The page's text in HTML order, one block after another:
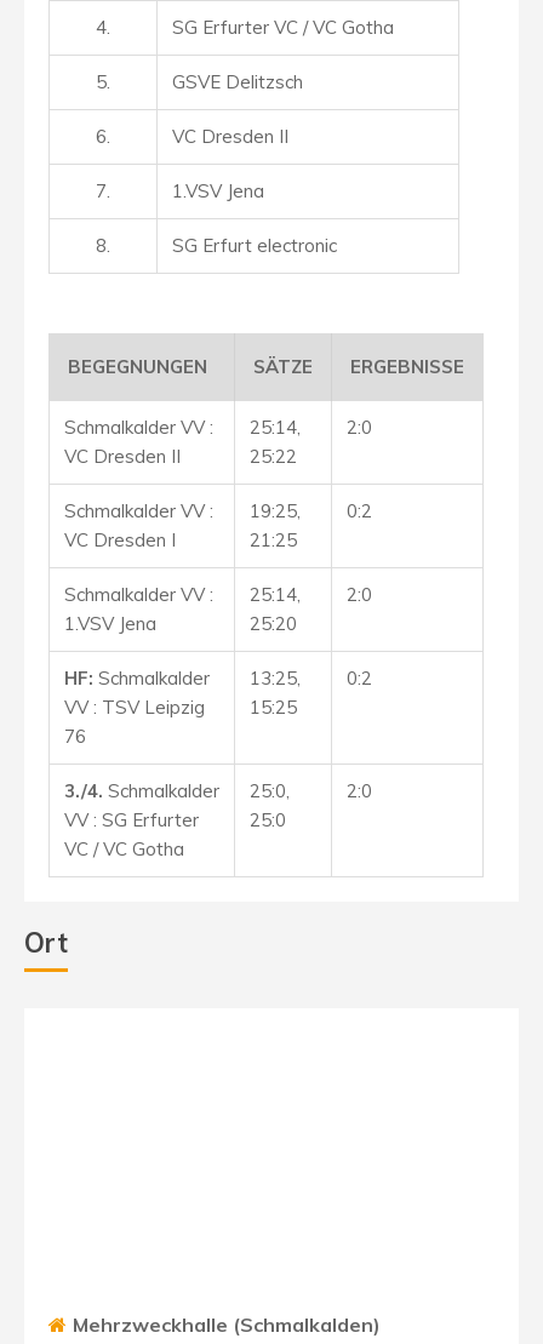
4. SG Erfurter VC / VC Gotha
5. GSVE Delitzsch
6. VC Dresden II
7. 1.VSV Jena
8. SG Erfurt electronic
BEGEGNUNGEN SÄTZE ERGEBNISSE
Schmalkalder VV :
VC Dresden II
25:14,
25:22
2:0
Schmalkalder VV :
VC Dresden I
19:25,
21:25
0:2
Schmalkalder VV :
1.VSV Jena
25:14,
25:20
2:0
HF: Schmalkalder
VV : TSV Leipzig
76
13:25,
15:25
0:2
3./4. Schmalkalder
VV : SG Erfurter
VC / VC Gotha
25:0,
25:0
2:0
Ort
Mehrzweckhalle (Schmalkalden)